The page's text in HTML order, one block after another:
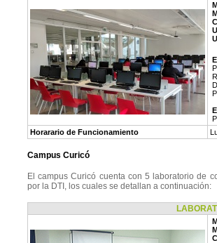
Horarario de Funcionamiento
Campus Curicó
El campus Curicó cuenta con 5 laboratorio de
por la DTI, los cuales se detallan a continuación: